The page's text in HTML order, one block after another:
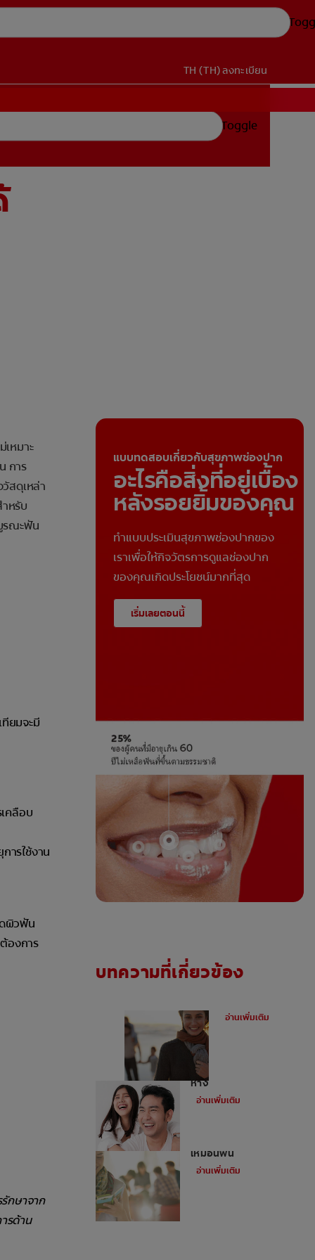
TH (TH)ลงทะเบียน
Toggle
หมาะ
การ
สดุเหล่า
หรับ
รณะฟัน
ยมจะมี
คลือบ
ารใช้งาน
ผิวฟัน
องการ
กษาจาก
รด้าน
แบบทดสอบเกี่ยวกับสุขภาพช่องปาก
อะไรคือสิ่งที่อยู่เบื้อง
หลังรอยยิ้มของคุณ
ทำแบบประเมินสุขภาพช่องปากของ
เราเพื่อให้กิจวัตรการดูแลช่องปาก
ของคุณเกิดประโยชน์มากที่สุด
เริ่มเลยตอนนี้
บทความที่เกี่ยวข้อง
อ่านเพิ่มเติม
อุดฟันหน้าสำหรับฟันหน้า
ห่าง
อ่านเพิ่มเติม
เหมือนฟัน
อ่านเพิ่มเติม